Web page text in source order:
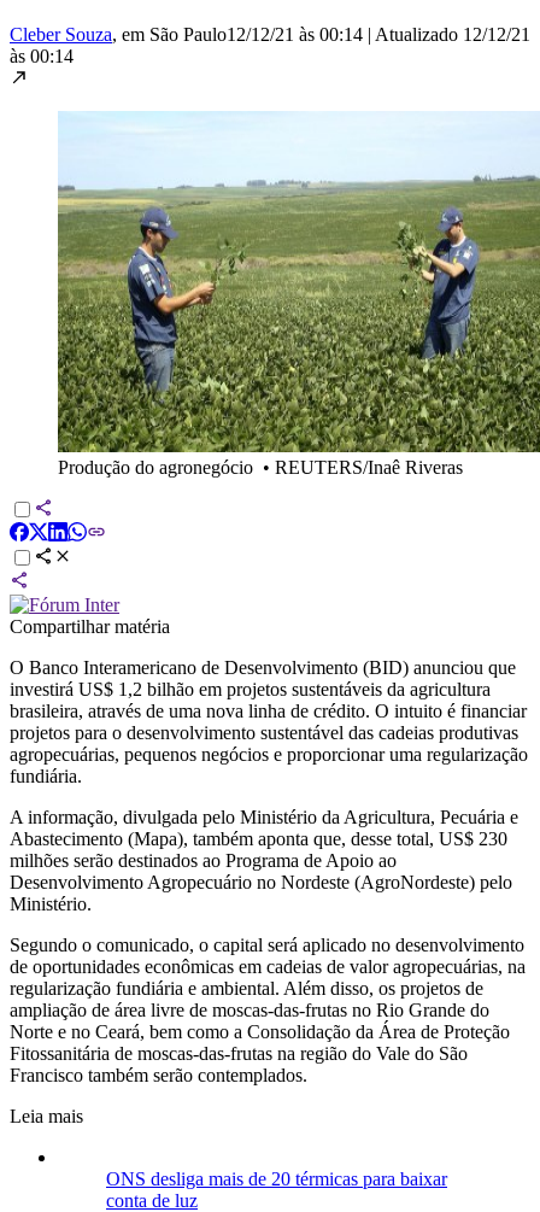
Cleber Souza, em São Paulo12/12/21 às 00:14 | Atualizado 12/12/21
às 00:14
Produção do agronegócio • REUTERS/Inaê Riveras
Compartilhar matéria
O Banco Interamericano de Desenvolvimento (BID) anunciou que
investirá US$ 1,2 bilhão em projetos sustentáveis da agricultura
brasileira, através de uma nova linha de crédito. O intuito é financiar
projetos para o desenvolvimento sustentável das cadeias produtivas
agropecuárias, pequenos negócios e proporcionar uma regularização
fundiária.
A informação, divulgada pelo Ministério da Agricultura, Pecuária e
Abastecimento (Mapa), também aponta que, desse total, US$ 230
milhões serão destinados ao Programa de Apoio ao
Desenvolvimento Agropecuário no Nordeste (AgroNordeste) pelo
Ministério.
Segundo o comunicado, o capital será aplicado no desenvolvimento
de oportunidades econômicas em cadeias de valor agropecuárias, na
regularização fundiária e ambiental. Além disso, os projetos de
ampliação de área livre de moscas-das-frutas no Rio Grande do
Norte e no Ceará, bem como a Consolidação da Área de Proteção
Fitossanitária de moscas-das-frutas na região do Vale do São
Francisco também serão contemplados.
Leia mais
ONS desliga mais de 20 térmicas para baixar
conta de luz